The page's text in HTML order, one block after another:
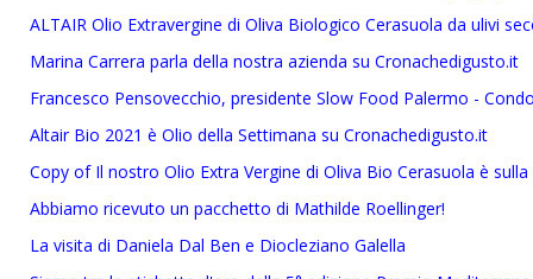
ALTAIR Olio Extravergine di Oliva Biologico Cerasuola da ulivi
Marina Carrera parla della nostra azienda su Cronachedigusto.it
Francesco Pensovecchio, presidente Slow Food Palermo -
Altair Bio 2021 è Olio della Settimana su Cronachedigusto.it
Copy of Il nostro Olio Extra Vergine di Oliva Bio Cerasuola è
Abbiamo ricevuto un pacchetto di Mathilde Roellinger!
La visita di Daniela Dal Ben e Diocleziano Galella